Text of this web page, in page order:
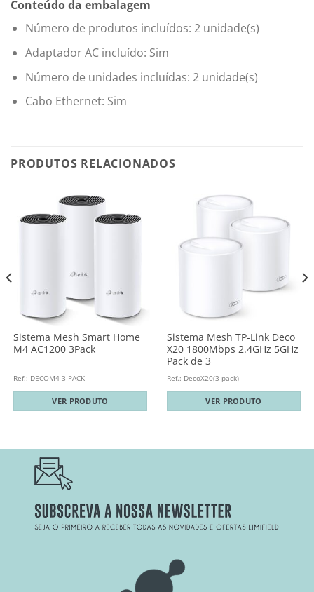
Conteúdo da embalagem
Número de produtos incluídos: 2 unidade(s)
Adaptador AC incluído: Sim
Número de unidades incluídas: 2 unidade(s)
Cabo Ethernet: Sim
PRODUTOS RELACIONADOS
Sistema Mesh Smart Home
M4 AC1200 3Pack
Ref.: DECOM4-3-PACK
VER PRODUTO
Sistema Mesh TP-Link Deco
X20 1800Mbps 2.4GHz 5GHz
Pack de 3
Ref.: DecoX20(3-pack)
VER PRODUTO